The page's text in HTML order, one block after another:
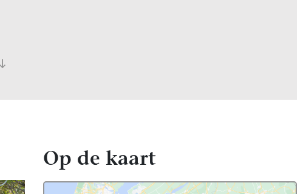
Op de kaart